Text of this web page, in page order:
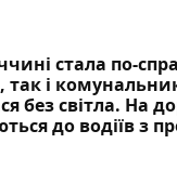
стала по-
і
без світла. На
до водіїв з